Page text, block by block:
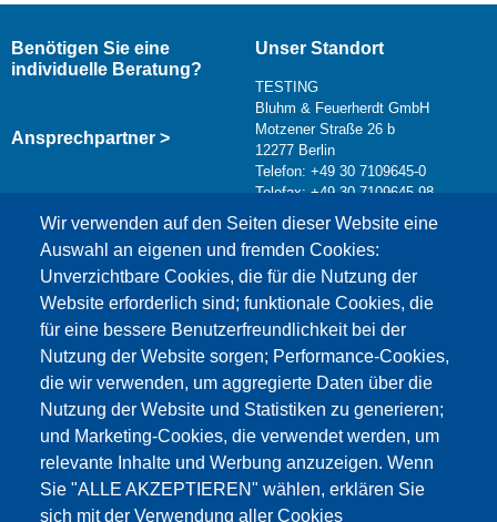
Wir verwenden auf den Seiten dieser Website eine
Auswahl an eigenen und fremden Cookies:
Unverzichtbare Cookies, die für die Nutzung der
Website erforderlich sind; funktionale Cookies, die
für eine bessere Benutzerfreundlichkeit bei der
Nutzung der Website sorgen; Performance-Cookies,
die wir verwenden, um aggregierte Daten über die
Nutzung der Website und Statistiken zu generieren;
und Marketing-Cookies, die verwendet werden, um
relevante Inhalte und Werbung anzuzeigen. Wenn
Sie "ALLE AKZEPTIEREN" wählen, erklären Sie
sich mit der Verwendung aller Cookies
Benötigen Sie eine
individuelle Beratung?
Ansprechpartner >
Unser Standort
TESTING
Bluhm & Feuerherdt GmbH
Motzener Straße 26 b
12277 Berlin
Telefon: +49 30 7109645-0
Telefax: +49 30 7109645-98
info@testing.de
Dieser Inhalt ist blockiert, da die Google Maps
Cookies nicht akzeptiert wurden.
NUR DIE GOOGLE MAPS COOKIES
AKZEPTIEREN.